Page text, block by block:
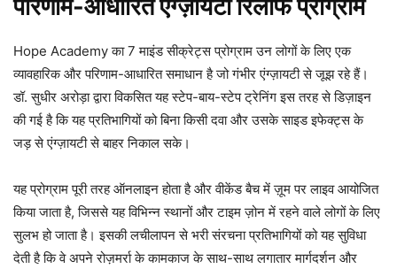
परिणाम-आधारित एंग्ज़ायटी रिलीफ प्रोग्राम
Hope Academy का 7 माइंड सीक्रेट्स प्रोग्राम उन लोगों के लिए एक
व्यावहारिक और परिणाम-आधारित समाधान है जो गंभीर एंग्ज़ायटी से जूझ रहे हैं।
डॉ. सुधीर अरोड़ा द्वारा विकसित यह स्टेप-बाय-स्टेप ट्रेनिंग इस तरह से डिज़ाइन
की गई है कि यह प्रतिभागियों को बिना किसी दवा और उसके साइड इफेक्ट्स के
जड़ से एंग्ज़ायटी से बाहर निकाल सके।
यह प्रोग्राम पूरी तरह ऑनलाइन होता है और वीकेंड बैच में ज़ूम पर लाइव आयोजित
किया जाता है, जिससे यह विभिन्न स्थानों और टाइम ज़ोन में रहने वाले लोगों के लिए
सुलभ हो जाता है। इसकी लचीलापन से भरी संरचना प्रतिभागियों को यह सुविधा
देती है कि वे अपने रोज़मर्रा के कामकाज के साथ-साथ लगातार मार्गदर्शन और